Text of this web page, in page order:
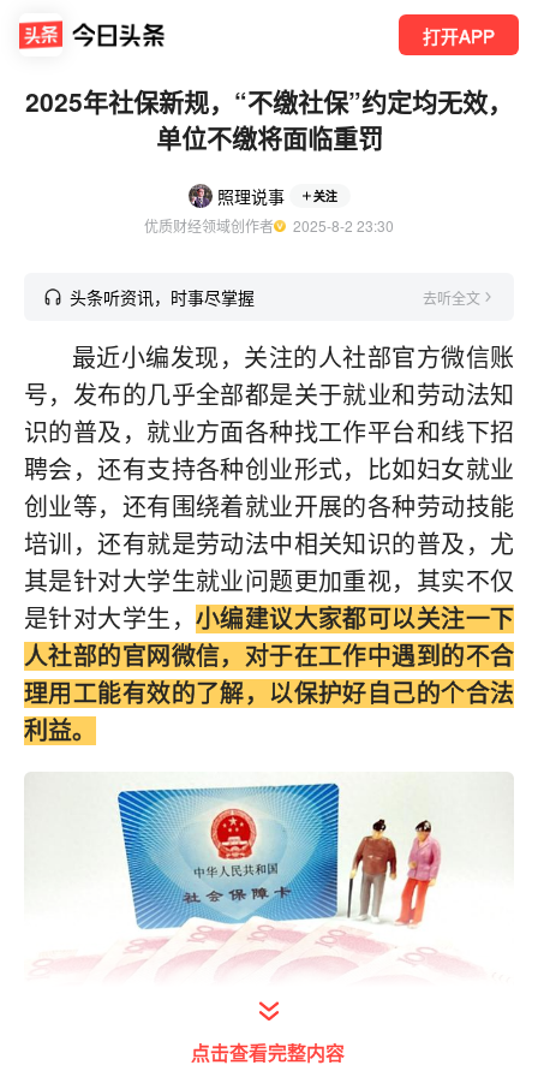
打开APP
2025年社保新规，“不缴社保”约定均无效，
单位不缴将面临重罚
照理说事 关注
优质财经领域创作者
  2025-8-2 23:30
头条听资讯，时事尽掌握 去听全文
最近小编发现，关注的人社部官方微信账
号，发布的几乎全部都是关于就业和劳动法知
识的普及，就业方面各种找工作平台和线下招
聘会，还有支持各种创业形式，比如妇女就业
创业等，还有围绕着就业开展的各种劳动技能
培训，还有就是劳动法中相关知识的普及，尤
其是针对大学生就业问题更加重视，其实不仅
是针对大学生， 小编建议大家都可以关注一下
人社部的官网微信，对于在工作中遇到的不合
理用工能有效的了解，以保护好自己的个合法
利益。
点击查看完整内容